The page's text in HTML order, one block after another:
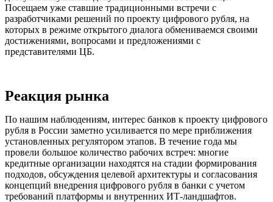
Посещаем уже ставшие традиционными встречи с
разработчиками решений по проекту цифрового рубля, на
которых в режиме открытого диалога обмениваемся своими
достижениями, вопросами и предложениями с
представителями ЦБ.
Реакция рынка
По нашим наблюдениям, интерес банков к проекту цифрового
рубля в России заметно усиливается по мере приближения
установленных регулятором этапов. В течение года мы
провели большое количество рабочих встреч: многие
кредитные организации находятся на стадии формирования
подходов, обсуждения целевой архитектуры и согласования
концепций внедрения цифрового рубля в банки с учетом
требований платформы и внутренних ИТ-ландшафтов.